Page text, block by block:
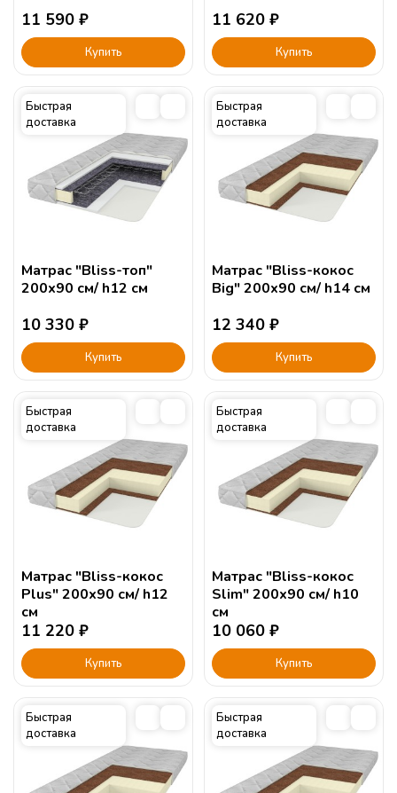
11 590 ₽
Купить
11 620 ₽
Купить
Быстрая
доставка
Матрас "Bliss-топ"
200х90 см/ h12 см
10 330 ₽
Купить
Быстрая
доставка
Матрас "Bliss-кокос
Big" 200х90 см/ h14 см
12 340 ₽
Купить
Быстрая
доставка
Матрас "Bliss-кокос
Plus" 200х90 см/ h12
см
11 220 ₽
Купить
Быстрая
доставка
Матрас "Bliss-кокос
Slim" 200х90 см/ h10
см
10 060 ₽
Купить
Быстрая
доставка
Быстрая
доставка